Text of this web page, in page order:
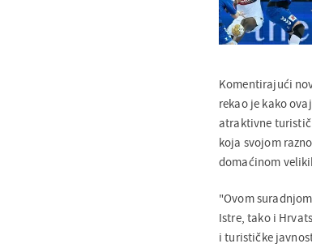
Komentirajući
rekao je kako
atraktivne
koja svojom
domaćinom
"Ovom
Istre, tako i
i turističke